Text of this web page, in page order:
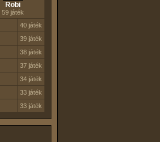
Robi
59 játék
40 játék
39 játék
38 játék
37 játék
34 játék
33 játék
33 játék